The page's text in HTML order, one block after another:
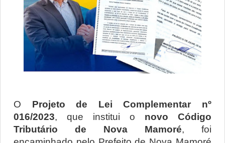
O Projeto de Lei Complementar nº
016/2023, que institui o novo Código
Tributário de Nova Mamoré, foi